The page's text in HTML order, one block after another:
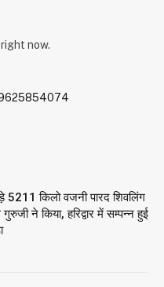
now.
5211 किलो वजनी पारद शिवलिंग
गुरुजी ने किया, हरिद्वार में सम्पन्न हुई